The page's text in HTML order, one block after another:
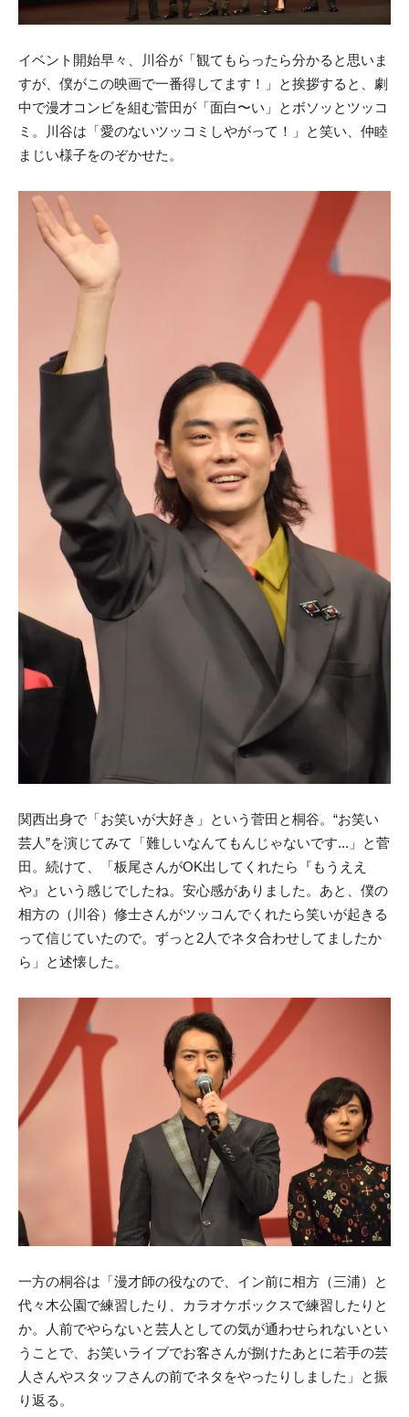
イベント開始早々、川谷が「観てもらったら分かると思いま
すが、僕がこの映画で一番得してます！」と挨拶すると、劇
中で漫才コンビを組む菅田が「面白〜い」とボソッとツッコ
ミ。川谷は「愛のないツッコミしやがって！」と笑い、仲睦
まじい様子をのぞかせた。
関西出身で「お笑いが大好き」という菅田と桐谷。“お笑い
芸人”を演じてみて「難しいなんてもんじゃないです...」と菅
田。続けて、「板尾さんがOK出してくれたら『もうええ
や』という感じでしたね。安心感がありました。あと、僕の
相方の（川谷）修士さんがツッコんでくれたら笑いが起きる
って信じていたので。ずっと2人でネタ合わせしてましたか
ら」と述懐した。
一方の桐谷は「漫才師の役なので、イン前に相方（三浦）と
代々木公園で練習したり、カラオケボックスで練習したりと
か。人前でやらないと芸人としての気が通わせられないとい
うことで、お笑いライブでお客さんが捌けたあとに若手の芸
人さんやスタッフさんの前でネタをやったりしました」と振
り返る。